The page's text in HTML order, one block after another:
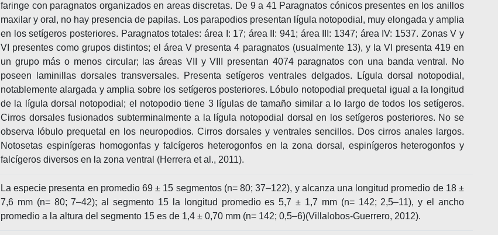
faringe con paragnatos organizados en areas discretas. De 9 a 41 Paragnatos cónicos presentes en los anillos
maxilar y oral, no hay presencia de papilas. Los parapodios presentan lígula notopodial, muy elongada y amplia
en los setígeros posteriores. Paragnatos totales: área I: 17; área II: 941; área III: 1347; área IV: 1537. Zonas V y
VI presentes como grupos distintos; el área V presenta 4 paragnatos (usualmente 13), y la VI presenta 419 en
un grupo más o menos circular; las áreas VII y VIII presentan 4074 paragnatos con una banda ventral. No
poseen laminillas dorsales transversales. Presenta setígeros ventrales delgados. Lígula dorsal notopodial,
notablemente alargada y amplia sobre los setígeros posteriores. Lóbulo notopodial prequetal igual a la longitud
de la lígula dorsal notopodial; el notopodio tiene 3 lígulas de tamaño similar a lo largo de todos los setígeros.
Cirros dorsales fusionados subterminalmente a la lígula notopodial dorsal en los setígeros posteriores. No se
observa lóbulo prequetal en los neuropodios. Cirros dorsales y ventrales sencillos. Dos cirros anales largos.
Notosetas espinígeras homogonfas y falcígeros heterogonfos en la zona dorsal, espinígeros heterogonfos y
falcígeros diversos en la zona ventral (Herrera et al., 2011).
La especie presenta en promedio 69 ± 15 segmentos (n= 80; 37–122), y alcanza una longitud promedio de 18 ±
7,6 mm (n= 80; 7–42); al segmento 15 la longitud promedio es 5,7 ± 1,7 mm (n= 142; 2,5–11), y el ancho
promedio a la altura del segmento 15 es de 1,4 ± 0,70 mm (n= 142; 0,5–6)(Villalobos-Guerrero, 2012).